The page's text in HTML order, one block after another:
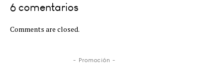
6 comentarios
Comments are closed.
- Promoción -